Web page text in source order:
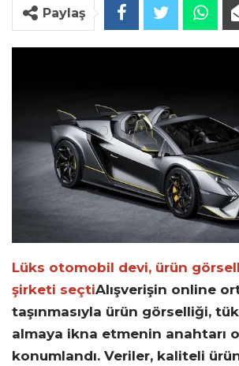
Paylaş
Lüks otomobil devi, ürün
şirketi seçtiAlışverişin online
taşınmasıyla ürün görselliği,
almaya ikna etmenin anahtarı
konumlandı. Veriler, kaliteli